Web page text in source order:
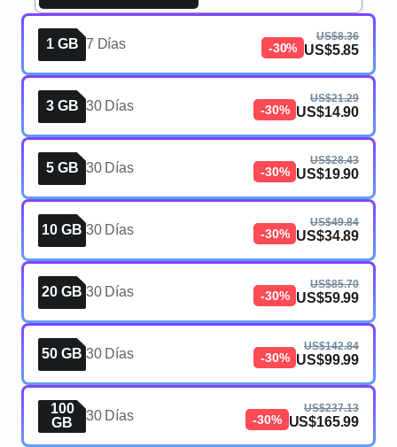
1 GB 7 Días -30%
US$8.36
US$5.85
3 GB 30 Días -30%
US$21.29
US$14.90
5 GB 30 Días -30%
US$28.43
US$19.90
10 GB 30 Días -30%
US$49.84
US$34.89
20 GB 30 Días -30%
US$85.70
US$59.99
50 GB 30 Días -30%
US$142.84
US$99.99
100
GB
30 Días -30%
US$237.13
US$165.99